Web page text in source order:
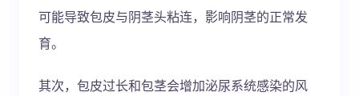
可能导致包皮与阴茎头粘连，影响阴茎的正常发
育。
其次，包皮过长和包茎会增加泌尿系统感染的风